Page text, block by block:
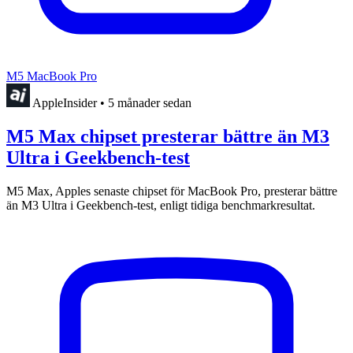
M5 MacBook Pro
AppleInsider • 5 månader sedan
M5 Max chipset presterar bättre än M3
Ultra i Geekbench-test
M5 Max, Apples senaste chipset för MacBook Pro, presterar bättre
än M3 Ultra i Geekbench-test, enligt tidiga benchmarkresultat.